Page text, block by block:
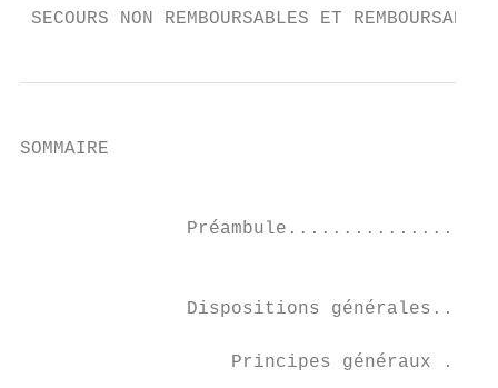
SECOURS NON REMBOURSABLES ET
SOMMAIRE                                                                                                                                                                              Publics exclus.......................................................................................................................................................................................................................................................14
                                                                                                                                                                                                                                                                                                            Conditions liées aux ressources